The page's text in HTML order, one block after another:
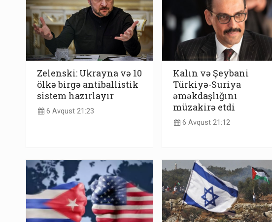
Zelenski: Ukrayna və 10
ölkə birgə antiballistik
sistem hazırlayır
6 Avqust 21:23
Kalın və Şeybani
Türkiyə-Suriya
əməkdaşlığını
müzakirə etdi
6 Avqust 21:12